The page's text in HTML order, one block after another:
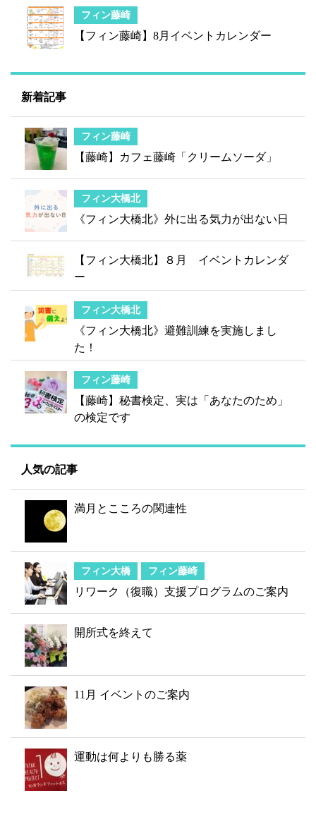
フィン藤崎
【フィン藤崎】8月イベントカレンダー
新着記事
フィン藤崎
【藤崎】カフェ藤崎「クリームソーダ」
フィン大橋北
《フィン大橋北》外に出る気力が出ない日
【フィン大橋北】８月 イベントカレンダ
ー
フィン大橋北
《フィン大橋北》避難訓練を実施しまし
た！
フィン藤崎
【藤崎】秘書検定、実は「あなたのため」
の検定です
人気の記事
満月とこころの関連性
フィン大橋 フィン藤崎
リワーク（復職）支援プログラムのご案内
開所式を終えて
11月 イベントのご案内
運動は何よりも勝る薬